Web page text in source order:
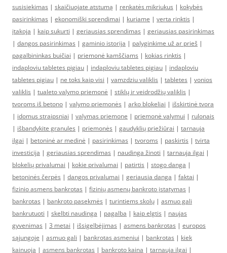
susisiekimas | skaičiuojate atstumą | renkatės mikriukus | kokybės
pasirinkimas | ekonomiški sprendimai | kuriame | verta rinktis |
įtakoja | kaip sukurti | geriausias sprendimas | geriausias pasirinkimas
| dangos pasirinkimas | gaminio istorija | palyginkime už ar prieš |
pagalbininkas buičiai | priemonė kamščiams | kokias rinktis |
indaploviu tabletes pigiau | indaploviu tabletes pigiau | indaploviu
tabletes pigiau | ne toks kaip visi | vamzdziu valiklis | tabletes | vonios
valiklis | tualeto valymo priemonė | stiklų ir veidrodžių valiklis |
tvoroms iš betono | valymo priemonės | arko blokeliai | išskirtinė tvora
| idomus straipsniai | valymas priemone | priemonė valymui | rulonais
| išbandykite granules | priemonės | gaudyklių priežiūrai | tarnauja
ilgai | betoninė ar medinė | pasirinkimas | tvoroms | paskirtis | tvirta
investicija | geriausias sprendimas | naudinga žinoti | tarnauja ilgai |
blokelių privalumai | kokie privalumai | patirtis | stogo danga |
betoninės čerpės | dangos privalumai | geriausia danga | faktai |
fizinio asmens bankrotas | fizinių asmenų bankroto įstatymas |
bankrotas | bankroto pasekmės | turintiems skolų | asmuo gali
bankrutuoti | skelbti naudinga | pagalba | kaip elgtis | naujas
gyvenimas | 3 metai | išsigelbėjimas | asmens bankrotas | europos
sąjungoje | asmuo gali | bankrotas asmeniui | bankrotas | kiek
kainuoja | asmens bankrotas | bankroto kaina | tarnauja ilgai |